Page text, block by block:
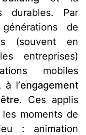
durables. Par
de
(souvent en
entreprises)
mobiles
, à l’engagement
. Ces applis
moments de
: animation